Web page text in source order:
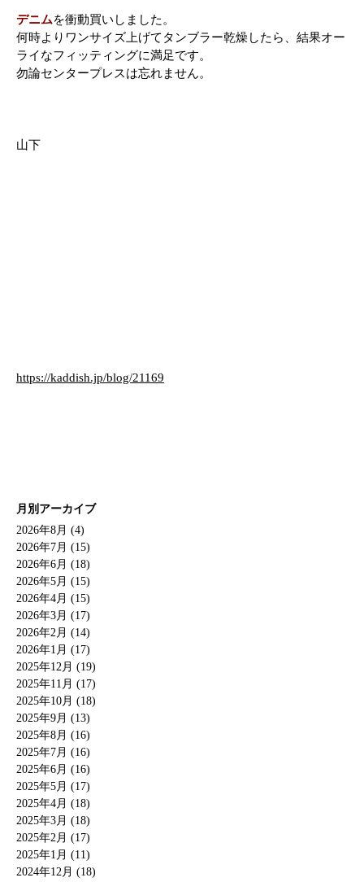
デニムを衝動買いしました。
何時よりワンサイズ上げてタンブラー乾燥したら、結果オー
ライなフィッティングに満足です。
勿論センタープレスは忘れません。
山下
https://kaddish.jp/blog/21169
月別アーカイブ
2026年8月 (4)
2026年7月 (15)
2026年6月 (18)
2026年5月 (15)
2026年4月 (15)
2026年3月 (17)
2026年2月 (14)
2026年1月 (17)
2025年12月 (19)
2025年11月 (17)
2025年10月 (18)
2025年9月 (13)
2025年8月 (16)
2025年7月 (16)
2025年6月 (16)
2025年5月 (17)
2025年4月 (18)
2025年3月 (18)
2025年2月 (17)
2025年1月 (11)
2024年12月 (18)